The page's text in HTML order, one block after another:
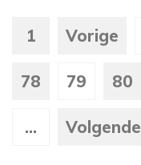
1 Vorige
78 79 80
... Volgende